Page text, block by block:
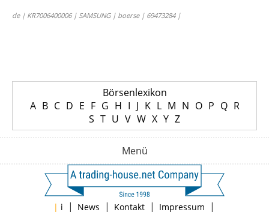
de | KR7006400006 | SAMSUNG | boerse | 69473284 |
Börsenlexikon
A B C D E F G H I J K L M N O P Q R
S T U V W X Y Z
Menü
| i | News | Kontakt | Impressum |